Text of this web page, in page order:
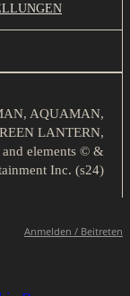
AQUAMAN,
LANTERN,
elements © &
Inc. (s24)
Anmelden / Beitreten